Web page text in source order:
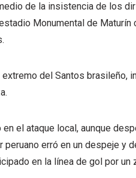
de la insistencia de los
Monumental de Maturín
del Santos brasileño,
el ataque local, aunque
peruano erró en un despeje y
en la línea de gol por un